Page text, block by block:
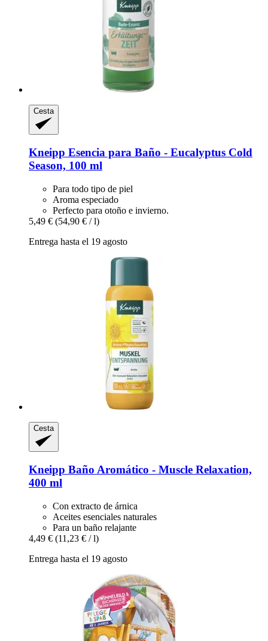
Cesta
Kneipp Esencia para Baño -​ Eucalyptus Cold
Season, 100 ml
Para todo tipo de piel
Aroma especiado
Perfecto para otoño e invierno.
5,49 € (54,90 € / l)
Entrega hasta el 19 agosto
Cesta
Kneipp Baño Aromático -​ Muscle Relaxation,
400 ml
Con extracto de árnica
Aceites esenciales naturales
Para un baño relajante
4,49 € (11,23 € / l)
Entrega hasta el 19 agosto